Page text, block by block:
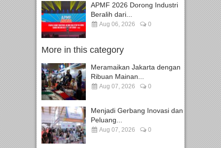
APMF 2026 Dorong Industri
Beralih dari...
Aug 06, 2026 0
More in this category
Meramaikan Jakarta dengan
Ribuan Mainan...
Aug 07, 2026 0
Menjadi Gerbang Inovasi dan
Peluang...
Aug 07, 2026 0